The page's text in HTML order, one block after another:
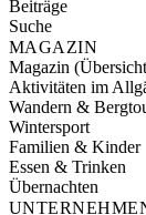
Beiträge
Suche
MAGAZIN
Magazin
Aktivitäten im
Wandern &
Wintersport
Familien & Kinder
Essen & Trinken
Übernachten